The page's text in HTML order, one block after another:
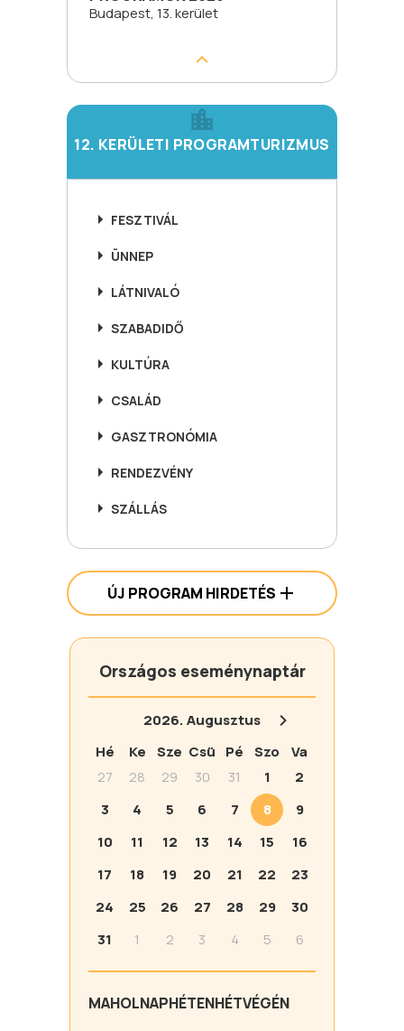
Budapest, 13. kerület
12. KERÜLETI PROGRAMTURIZMUS
FESZTIVÁL
ÜNNEP
LÁTNIVALÓ
SZABADIDŐ
KULTÚRA
CSALÁD
GASZTRONÓMIA
RENDEZVÉNY
SZÁLLÁS
ÚJ PROGRAM HIRDETÉS
Országos eseménynaptár
2026.Augusztus
Hé
Ke Sze Csü Pé Szo
Va
27
28 29 30 31 1
2
3
4 5 6 7 8
9
10
11 12 13 14 15
16
17
18 19 20 21 22
23
24
25 26 27 28 29
30
31
1 2 3 4 5 6
MAHOLNAPHÉTENHÉTVÉGÉN